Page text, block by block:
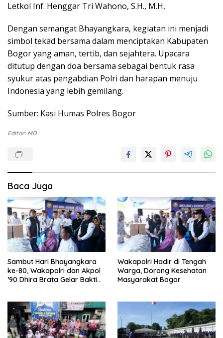
Letkol Inf. Henggar Tri Wahono, S.H., M.H,
Dengan semangat Bhayangkara, kegiatan ini menjadi
simbol tekad bersama dalam menciptakan Kabupaten
Bogor yang aman, tertib, dan sejahtera. Upacara
ditutup dengan doa bersama sebagai bentuk rasa
syukur atas pengabdian Polri dan harapan menuju
Indonesia yang lebih gemilang.
Sumber: Kasi Humas Polres Bogor
Editor: MD
Baca Juga
Sambut Hari Bhayangkara
ke-80, Wakapolri dan Akpol
’90 Dhira Brata Gelar Bakti
Wakapolri Hadir di Tengah
Warga, Dorong Kesehatan
Masyarakat Bogor